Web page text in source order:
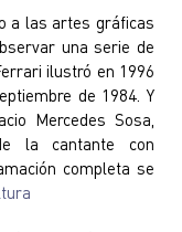
a las artes gráficas
una serie de
ilustró en 1996
de 1984. Y
Mercedes Sosa,
la cantante con
completa se